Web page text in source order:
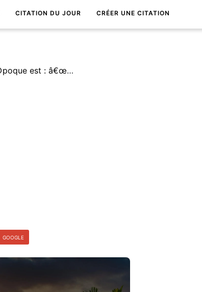
CITATION DU JOUR CRÉER UNE CITATION
La question favorite de notre Ã©poque est : â€œMa vie se rÃ©sume-t-elle Ã cela ?â€
GOOGLE